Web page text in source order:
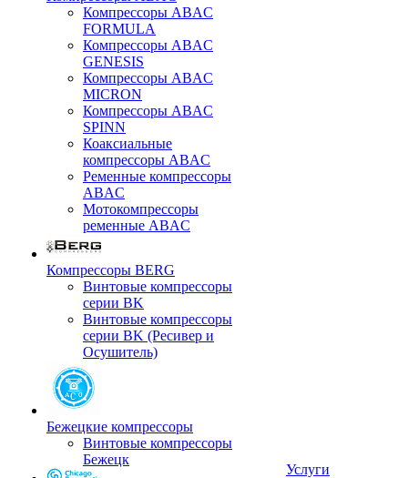
Компрессоры ABAC
FORMULA
Компрессоры ABAC
GENESIS
Компрессоры ABAC
MICRON
Компрессоры ABAC
SPINN
Коаксиальные
компрессоры ABAC
Ременные компрессоры
ABAC
Мотокомпрессоры
ременные ABAC
Компрессоры BERG
Винтовые компрессоры
серии BK
Винтовые компрессоры
серии BK (Ресивер и
Осушитель)
Бежецкие компрессоры
Винтовые компрессоры
Бежецк
Услуги